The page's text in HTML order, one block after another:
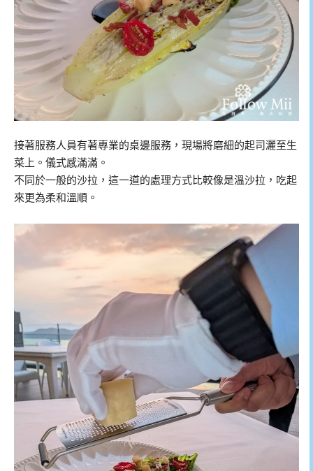
接著服務人員有著專業的桌邊服務，現場將磨細的起司灑至生
菜上。儀式感滿滿。
不同於一般的沙拉，這一道的處理方式比較像是溫沙拉，吃起
來更為柔和溫順。